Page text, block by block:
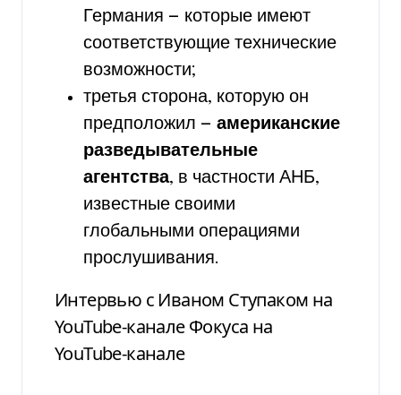
Германия — которые имеют
соответствующие технические
возможности;
третья сторона, которую он
предположил — американские
разведывательные
агентства, в частности АНБ,
известные своими
глобальными операциями
прослушивания.
Интервью с Иваном Ступаком на
YouTube-канале Фокуса на
YouTube-канале